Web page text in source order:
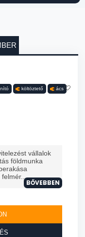
költöztető ács
vállalok
földmunka
felmér...
BŐVEBBEN